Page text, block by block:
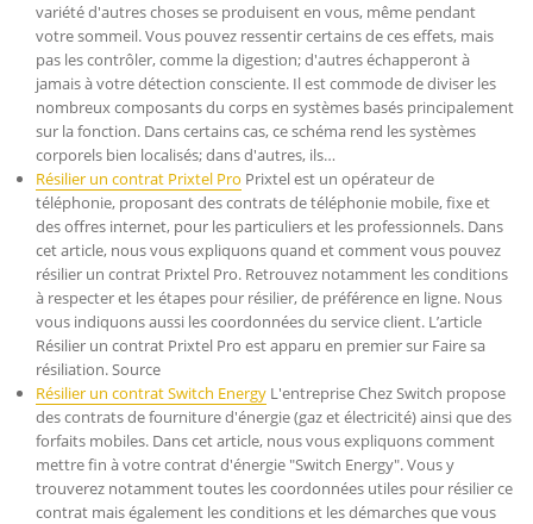
variété d'autres choses se produisent en vous, même pendant
votre sommeil. Vous pouvez ressentir certains de ces effets, mais
pas les contrôler, comme la digestion; d'autres échapperont à
jamais à votre détection consciente. Il est commode de diviser les
nombreux composants du corps en systèmes basés principalement
sur la fonction. Dans certains cas, ce schéma rend les systèmes
corporels bien localisés; dans d'autres, ils…
Résilier un contrat Prixtel Pro Prixtel est un opérateur de
téléphonie, proposant des contrats de téléphonie mobile, fixe et
des offres internet, pour les particuliers et les professionnels. Dans
cet article, nous vous expliquons quand et comment vous pouvez
résilier un contrat Prixtel Pro. Retrouvez notamment les conditions
à respecter et les étapes pour résilier, de préférence en ligne. Nous
vous indiquons aussi les coordonnées du service client. L’article
Résilier un contrat Prixtel Pro est apparu en premier sur Faire sa
résiliation. Source
Résilier un contrat Switch Energy L'entreprise Chez Switch propose
des contrats de fourniture d'énergie (gaz et électricité) ainsi que des
forfaits mobiles. Dans cet article, nous vous expliquons comment
mettre fin à votre contrat d'énergie "Switch Energy". Vous y
trouverez notamment toutes les coordonnées utiles pour résilier ce
contrat mais également les conditions et les démarches que vous